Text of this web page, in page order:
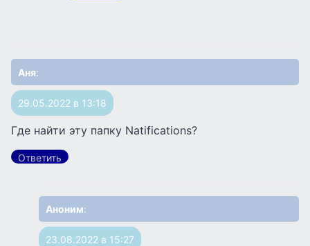
Аня:
29.05.2022 в 13:18
Где найти эту папку Natifications?
Ответить
Аноним:
23.08.2022 в 15:27